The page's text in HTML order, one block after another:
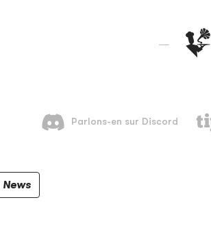
News